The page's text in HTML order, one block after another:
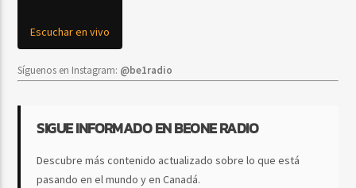
Escuchar en vivo
Síguenos en Instagram: @be1radio
SIGUE INFORMADO EN BEONE RADIO
Descubre más contenido actualizado sobre lo que está
pasando en el mundo y en Canadá.